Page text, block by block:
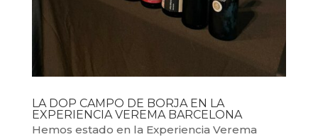
LA DOP CAMPO DE BORJA EN LA
EXPERIENCIA VEREMA BARCELONA
Hemos estado en la Experiencia Verema